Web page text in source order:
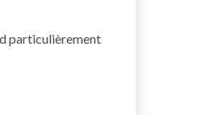
particulièrement